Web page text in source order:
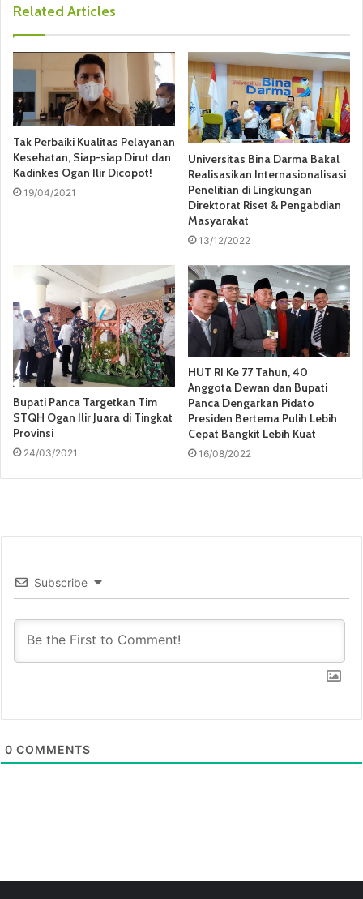
Related Articles
Tak Perbaiki Kualitas Pelayanan
Kesehatan, Siap-siap Dirut dan
Kadinkes Ogan Ilir Dicopot!
19/04/2021
Universitas Bina Darma Bakal
Realisasikan Internasionalisasi
Penelitian di Lingkungan
Direktorat Riset & Pengabdian
Masyarakat
13/12/2022
Bupati Panca Targetkan Tim
STQH Ogan Ilir Juara di Tingkat
Provinsi
24/03/2021
HUT RI Ke 77 Tahun, 40
Anggota Dewan dan Bupati
Panca Dengarkan Pidato
Presiden Bertema Pulih Lebih
Cepat Bangkit Lebih Kuat
16/08/2022
Subscribe
0 COMMENTS